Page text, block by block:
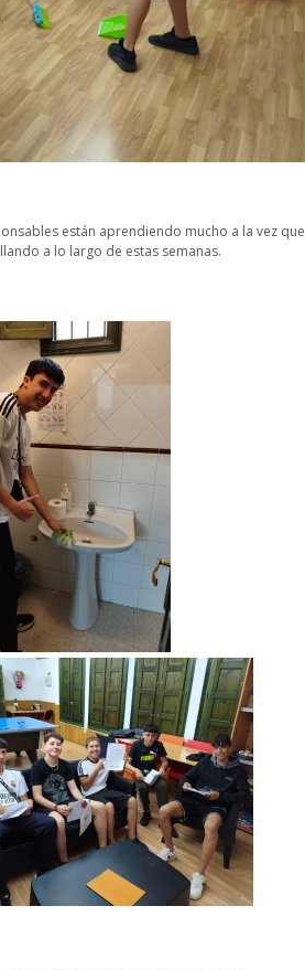
están aprendiendo mucho a la vez que
a lo largo de estas semanas.